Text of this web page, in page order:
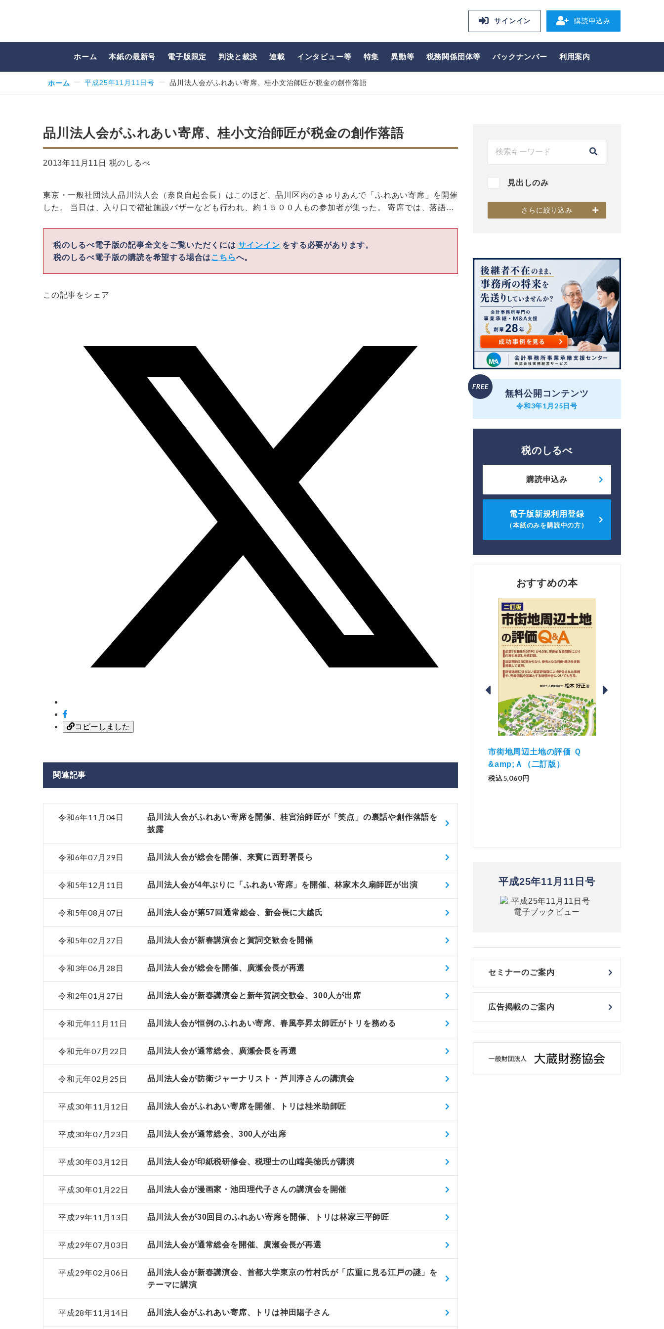
サインイン 購読申込み
ホーム 本紙の最新号 電子版限定 判決と裁決 連載 インタビュー等 特集 異動等 税務関係団体等 バックナンバー 利用案内
ホーム 平成25年11月11日号 品川法人会がふれあい寄席、桂小文治師匠が税金の創作落語
品川法人会がふれあい寄席、桂小文治師匠が税金の創作落語
2013年11月11日 税のしるべ
東京・一般社団法人品川法人会（奈良自起会長）はこのほど、品川区内のきゅりあんで「ふれあい寄席」を開催
した。 当日は、入り口で福祉施設バザーなども行われ、約１５００人もの参加者が集った。 寄席では、落語…
税のしるべ電子版の記事全文をご覧いただくにはサインイン をする必要があります。
税のしるべ電子版の購読を希望する場合は こちらへ。
この記事をシェア
コピーしました
関連記事
令和6年11月04日
品川法人会がふれあい寄席を開催、桂宮治師匠が「笑点」の裏話や創作落語を
披露
令和6年07月29日 品川法人会が総会を開催、来賓に西野署長ら
令和5年12月11日 品川法人会が4年ぶりに「ふれあい寄席」を開催、林家木久扇師匠が出演
令和5年08月07日 品川法人会が第57回通常総会、新会長に大越氏
令和5年02月27日 品川法人会が新春講演会と賀詞交歓会を開催
令和3年06月28日 品川法人会が総会を開催、廣瀬会長が再選
令和2年01月27日 品川法人会が新春講演会と新年賀詞交歓会、300人が出席
令和元年11月11日 品川法人会が恒例のふれあい寄席、春風亭昇太師匠がトリを務める
令和元年07月22日 品川法人会が通常総会、廣瀬会長を再選
令和元年02月25日 品川法人会が防衛ジャーナリスト・芦川淳さんの講演会
平成30年11月12日 品川法人会がふれあい寄席を開催、トリは桂米助師匠
平成30年07月23日 品川法人会が通常総会、300人が出席
平成30年03月12日 品川法人会が印紙税研修会、税理士の山端美徳氏が講演
平成30年01月22日 品川法人会が漫画家・池田理代子さんの講演会を開催
平成29年11月13日 品川法人会が30回目のふれあい寄席を開催、トリは林家三平師匠
平成29年07月03日 品川法人会が通常総会を開催、廣瀬会長が再選
平成29年02月06日
品川法人会が新春講演会、首都大学東京の竹村氏が「広重に見る江戸の謎」を
テーマに講演
平成28年11月14日 品川法人会がふれあい寄席、トリは神田陽子さん
見出しのみ
さらに絞り込み
無料公開コンテンツ
令和3年1月25日号
税のしるべ
購読申込み
電子版新規利用登録
（本紙のみを購読中の方）
おすすめの本
例（令和8年版）
&amp;Ａ（二訂版）
解説とQ&amp;Aでわかる 電子
帳簿等保存制度の実務（改訂
版）
平成25年11月11日号
セミナーのご案内
広告掲載のご案内